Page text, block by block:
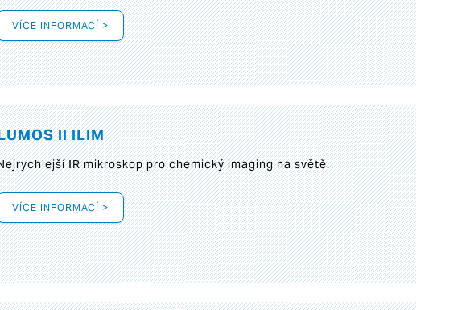
VÍCE INFORMACÍ >
II ILIM
IR mikroskop pro chemický imaging na světě.
VÍCE INFORMACÍ >